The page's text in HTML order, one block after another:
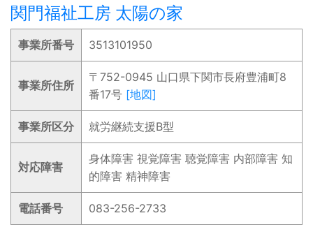
関門福祉工房 太陽の家
事業所番号 3513101950
事業所住所
〒752-0945 山口県下関市長府豊浦町8
番17号 [地図]
事業所区分 就労継続支援B型
対応障害
身体障害 視覚障害 聴覚障害 内部障害 知
的障害 精神障害
電話番号 083-256-2733